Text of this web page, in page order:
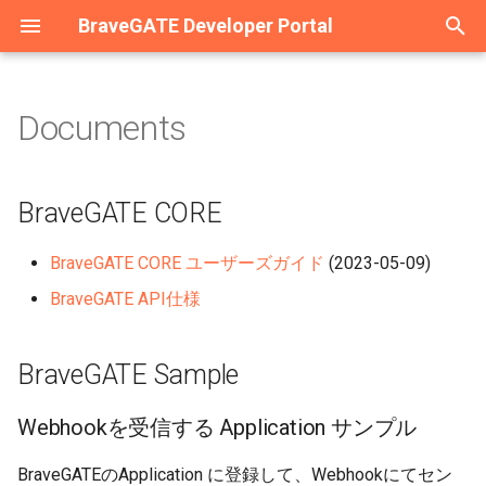
BraveGATE Developer Portal
期
リリース情報
BraveGATE CORE
BraveGATE Sample
Webhookを受信する
Developer Infomation
Firmware リリース情報
Developer Infomation
Firmware リリース情報
Developer Infomation
Documents
BraveGATE CORE
BraveGATE CORE ユーザーズガイド (2023-05-09)
BraveGATE API仕様
BraveGATE Sample
Webhookを受信する Application サンプル
BraveGATEのApplication に登録して、Webhookにてセン